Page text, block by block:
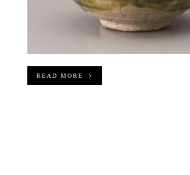
READ MORE